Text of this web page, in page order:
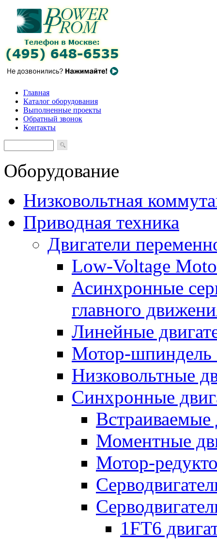
Главная
Каталог оборудования
Выполненные проекты
Обратный звонок
Контакты
Оборудование
Низковольтная
Приводная техника
Двигатели
Low-Voltage
Асинхронные
главного
Линейные
Мотор-шпиндель
Низковольтные
Синхронные
Встраиваемые
Моментные
Мотор-
1FT6